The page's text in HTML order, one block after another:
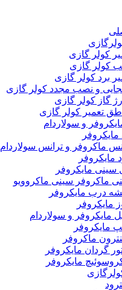
کولر گازی
کولر گازی
برد کولر گازی
و نصب مجدد کولر گازی
گاز کولر گازی
تعمیر کولر گازی
و سولاردام
مایکروفر
ماکروفر و ترانس سولاردام
مایکروفر
سینی مایکروفر
ماکروفر سینی ماکروویو
درب مایکروفر
مایکروفر
مایکروفر و سولاردام
مایکروفر
ماکروفر
گردان مایکروفر
مایکروفر